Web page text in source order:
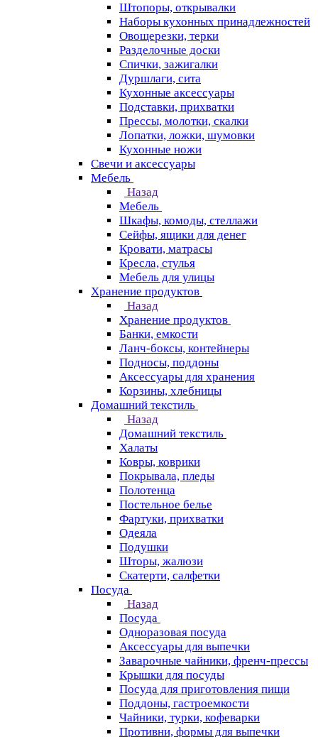
Штопоры, открывалки
Наборы кухонных принадлежностей
Овощерезки, терки
Разделочные доски
Спички, зажигалки
Дуршлаги, сита
Кухонные аксессуары
Подставки, прихватки
Прессы, молотки, скалки
Лопатки, ложки, шумовки
Кухонные ножи
Свечи и аксессуары
Мебель
Назад
Мебель
Шкафы, комоды, стеллажи
Сейфы, ящики для денег
Кровати, матрасы
Кресла, стулья
Мебель для улицы
Хранение продуктов
Назад
Хранение продуктов
Банки, емкости
Ланч-боксы, контейнеры
Подносы, поддоны
Аксессуары для хранения
Корзины, хлебницы
Домашний текстиль
Назад
Домашний текстиль
Халаты
Ковры, коврики
Покрывала, пледы
Полотенца
Постельное белье
Фартуки, прихватки
Одеяла
Подушки
Шторы, жалюзи
Скатерти, салфетки
Посуда
Назад
Посуда
Одноразовая посуда
Аксессуары для выпечки
Заварочные чайники, френч-прессы
Крышки для посуды
Посуда для приготовления пищи
Поддоны, гастроемкости
Чайники, турки, кофеварки
Противни, формы для выпечки